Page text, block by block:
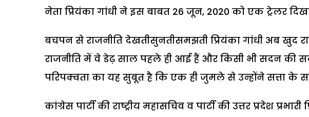
नेता प्रियंका गांधी ने इस बाबत 26 जून, 2020 को एक ट्रेलर
बचपन से राजनीति देखतीसुनतीसमझती प्रियंका गांधी अब खुद
राजनीति में वे डेढ़ साल पहले ही आई हैं और किसी भी सदन की
परिपक्वता का यह सुबूत है कि एक ही जुमले से उन्होंने सत्ता के
कांग्रेस पार्टी की राष्ट्रीय महासचिव व पार्टी की उत्तर प्रदेश